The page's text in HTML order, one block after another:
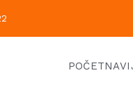
33
POČETNA